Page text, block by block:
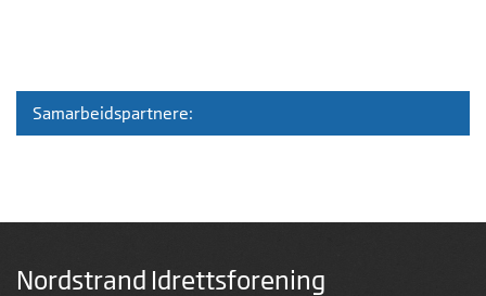
Samarbeidspartnere:
Nordstrand Idrettsforening